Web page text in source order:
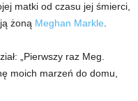
matki od czasu jej śmierci,
żoną Meghan Markle
„Pierwszy raz Meg.
moich marzeń do domu,